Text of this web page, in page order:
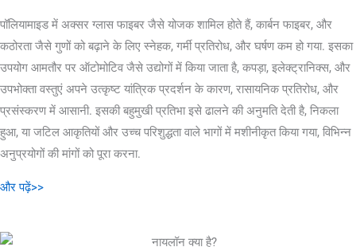
पॉलियामाइड में अक्सर ग्लास फाइबर जैसे योजक शामिल होते हैं, कार्बन फाइबर, और
कठोरता जैसे गुणों को बढ़ाने के लिए स्नेहक, गर्मी प्रतिरोध, और घर्षण कम हो गया. इसका
उपयोग आमतौर पर ऑटोमोटिव जैसे उद्योगों में किया जाता है, कपड़ा, इलेक्ट्रानिक्स, और
उपभोक्ता वस्तुएं अपने उत्कृष्ट यांत्रिक प्रदर्शन के कारण, रासायनिक प्रतिरोध, और
प्रसंस्करण में आसानी. इसकी बहुमुखी प्रतिभा इसे ढालने की अनुमति देती है, निकला
हुआ, या जटिल आकृतियों और उच्च परिशुद्धता वाले भागों में मशीनीकृत किया गया, विभिन्न
अनुप्रयोगों की मांगों को पूरा करना.
और पढ़ें>>